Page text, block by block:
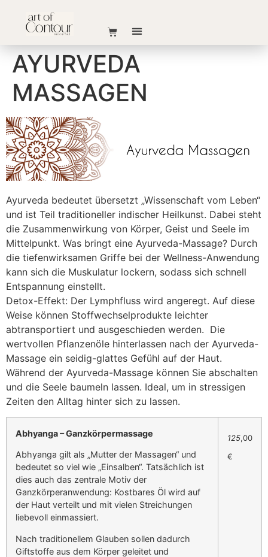
AYURVEDA
MASSAGEN
Ayurveda bedeutet übersetzt „Wissenschaft vom Leben“
und ist Teil traditioneller indischer Heilkunst. Dabei steht
die Zusammenwirkung von Körper, Geist und Seele im
Mittelpunkt. Was bringt eine Ayurveda-Massage? Durch
die tiefenwirksamen Griffe bei der Wellness-Anwendung
kann sich die Muskulatur lockern, sodass sich schnell
Entspannung einstellt.
Detox-Effekt: Der Lymphfluss wird angeregt. Auf diese
Weise können Stoffwechselprodukte leichter
abtransportiert und ausgeschieden werden. Die
wertvollen Pflanzenöle hinterlassen nach der Ayurveda-
Massage ein seidig-glattes Gefühl auf der Haut.
Während der Ayurveda-Massage können Sie abschalten
und die Seele baumeln lassen. Ideal, um in stressigen
Zeiten den Alltag hinter sich zu lassen.
Abhyanga – Ganzkörpermassage
Abhyanga gilt als „Mutter der Massagen“ und
bedeutet so viel wie „Einsalben“. Tatsächlich ist
dies auch das zentrale Motiv der
Ganzkörperanwendung: Kostbares Öl wird auf
der Haut verteilt und mit vielen Streichungen
liebevoll einmassiert.
Nach traditionellem Glauben sollen dadurch
Giftstoffe aus dem Körper geleitet und
125,00
€